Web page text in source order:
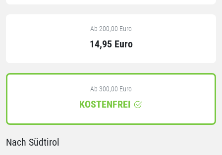
Ab 200,00 Euro
14,95 Euro
Ab 300,00 Euro
KOSTENFREI
Nach Südtirol